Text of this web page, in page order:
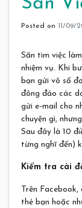
Posted on 11/09/
Săn tìm việc
nhiệm vụ. Khi
bạn gửi vô số
đông đảo các
gửi e-mail cho
chuyện gì,
Sau đây là 10
từng nghĩ đến)
Kiểm tra cài
Trên
thẻ bạn hoặc